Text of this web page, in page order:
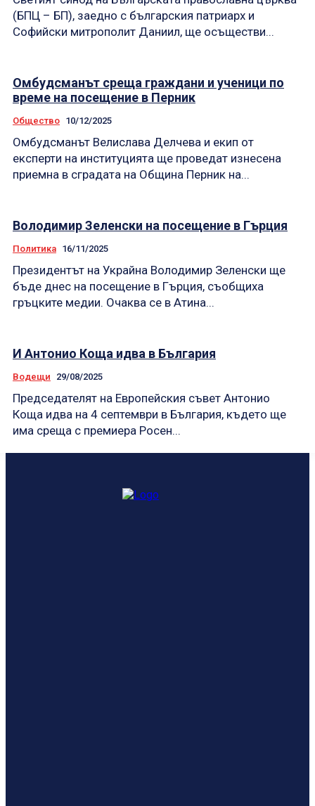
(БПЦ – БП), заедно с българския патриарх и
Софийски митрополит Даниил, ще осъществи...
Омбудсманът среща граждани и ученици по
време на посещение в Перник
Общество 10/12/2025
Омбудсманът Велислава Делчева и екип от
експерти на институцията ще проведат изнесена
приемна в сградата на Община Перник на...
Володимир Зеленски на посещение в Гърция
Политика 16/11/2025
Президентът на Украйна Володимир Зеленски ще
бъде днес на посещение в Гърция, съобщиха
гръцките медии. Очаква се в Атина...
И Антонио Коща идва в България
Водещи 29/08/2025
Председателят на Европейския съвет Антонио
Коща идва на 4 септември в България, където ще
има среща с премиера Росен...